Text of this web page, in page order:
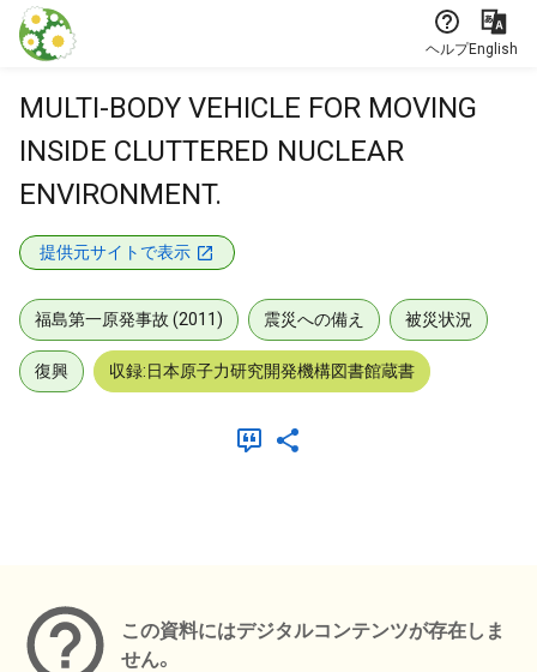
本文に飛ぶ
ヘルプEnglish
MULTI-BODY VEHICLE FOR MOVING
INSIDE CLUTTERED NUCLEAR
ENVIRONMENT.
提供元サイトで表示
福島第一原発事故 (2011) 震災への備え 被災状況
復興 収録:日本原子力研究開発機構図書館蔵書
この資料にはデジタルコンテンツが存在しま
せん。